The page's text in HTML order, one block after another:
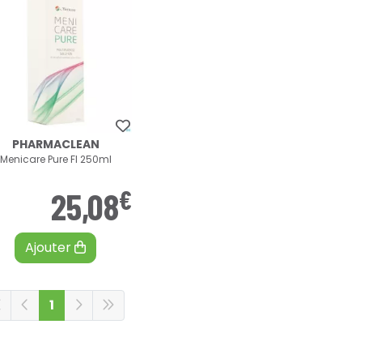
PHARMACLEAN
Menicare Pure Fl 250ml
25,08€
Ajouter
1